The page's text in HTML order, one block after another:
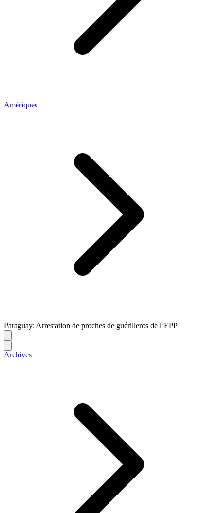
Amériques
Paraguay: Arrestation de proches de guérilleros de l’EPP
Archives